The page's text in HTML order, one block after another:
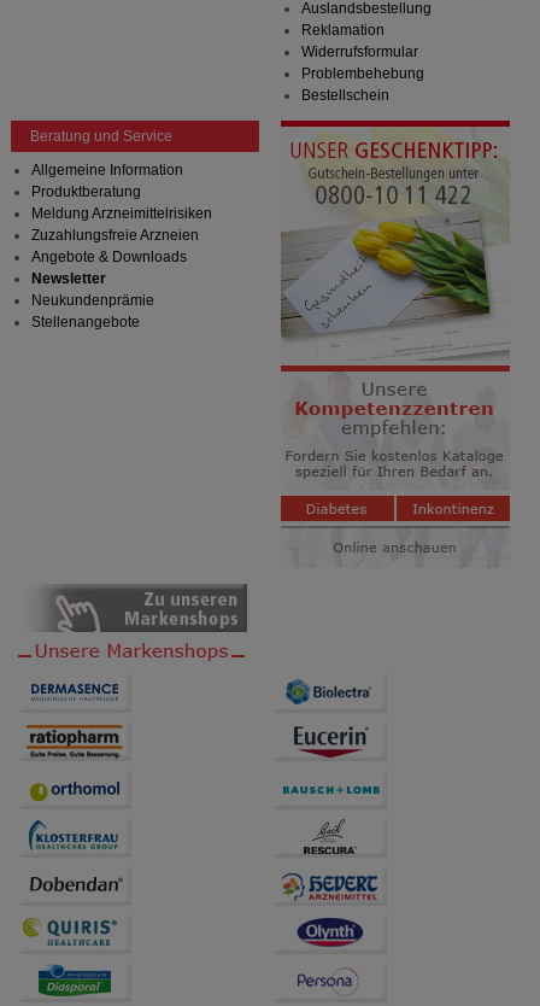
Dritte wie z.B. Google oder soziale Medien
Auslandsbestellung
Reklamation
Widerrufsformular
Problembehebung
Bestellschein
Beratung und Service
Allgemeine Information
Produktberatung
Meldung Arzneimittelrisiken
Zuzahlungsfreie Arzneien
Angebote & Downloads
Newsletter
Neukundenprämie
Stellenangebote